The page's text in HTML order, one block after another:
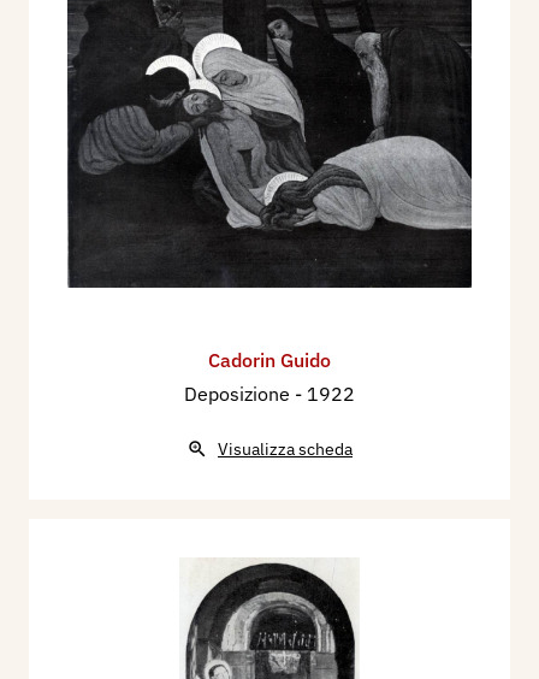
Cadorin Guido
Deposizione - 1922
Visualizza scheda